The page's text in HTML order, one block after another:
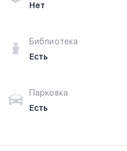
Нет
Библиотека
Есть
Парковка
Есть